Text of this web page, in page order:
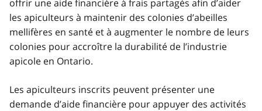
offrir une aide financière à frais partagés afin d’aider
les apiculteurs à maintenir des colonies d’abeilles
mellifères en santé et à augmenter le nombre de leurs
colonies pour accroître la durabilité de l’industrie
apicole en Ontario.
Les apiculteurs inscrits peuvent présenter une
demande d’aide financière pour appuyer des activités